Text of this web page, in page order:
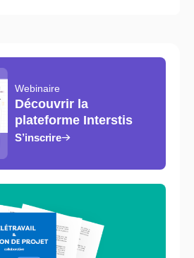
Webinaire
Découvrir la
plateforme Interstis
S’inscrire